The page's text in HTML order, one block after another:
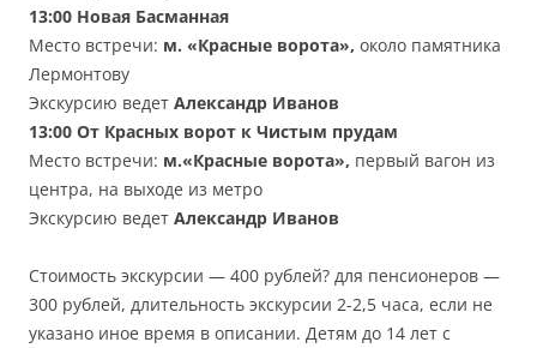
13:00 Новая Басманная
Место встречи: м. «Красные ворота», около памятника
Лермонтову
Экскурсию ведет Александр Иванов
13:00 От Красных ворот к Чистым прудам
Место встречи: м.«Красные ворота», первый вагон из
центра, на выходе из метро
Экскурсию ведет Александр Иванов
Стоимость экскурсии — 400 рублей? для пенсионеров —
300 рублей, длительность экскурсии 2-2,5 часа, если не
указано иное время в описании. Детям до 14 лет с